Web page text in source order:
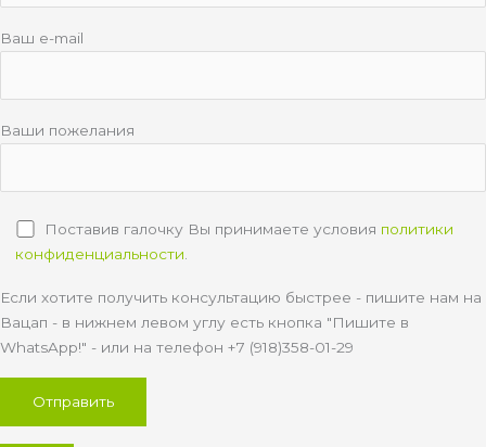
Ваш e-mail
Ваши пожелания
Поставив галочку Вы принимаете условия политики
конфиденциальности
Если хотите получить консультацию быстрее - пишите нам на
Вацап - в нижнем левом углу есть кнопка "Пишите в
WhatsApp!" - или на телефон +7 (918)358-01-29